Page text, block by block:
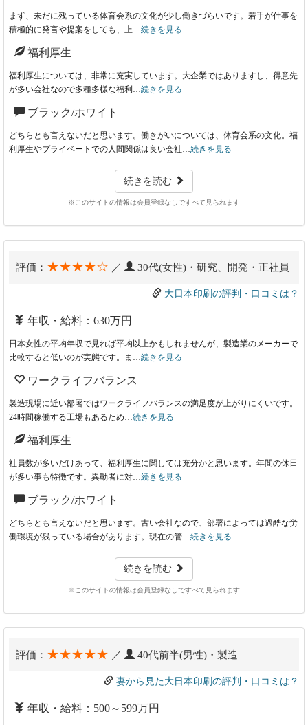
まず、未だに残っている体育会系の文化が少し働きづらいです。若手が仕事を
積極的に発言や提案をしても、上… 続きを見る
福利厚生
福利厚生については、非常に充実しています。大企業ではありますし、得意先
が多い会社なので多種多様な福利… 続きを見る
ブラック/ホワイト
どちらとも言えないだと思います。働きがいについては、体育会系の文化。福
利厚生やプライベートでの人間関係は良い会社… 続きを見る
続きを読む
※このサイトの情報は会員登録なしですべて見られます
評価： ★★★★☆ ／ 30代(女性)・研究、開発・正社員
大日本印刷の評判・口コミは？
年収・給料：630万円
日本女性の平均年収で見れば平均以上かもしれませんが、製造業のメーカーで
比較すると低いのが実態です。ま… 続きを見る
ワークライフバランス
製造現場に近い部署ではワークライフバランスの満足度が上がりにくいです。
24時間稼働する工場もあるため… 続きを見る
福利厚生
社員数が多いだけあって、福利厚生に関しては充分かと思います。年間の休日
が多い事も特徴です。異動者に対… 続きを見る
ブラック/ホワイト
どちらとも言えないだと思います。古い会社なので、部署によっては過酷な労
働環境が残っている場合があります。現在の管… 続きを見る
続きを読む
※このサイトの情報は会員登録なしですべて見られます
評価： ★★★★★ ／ 40代前半(男性)・製造
妻から見た大日本印刷の評判・口コミは？
年収・給料：500～599万円